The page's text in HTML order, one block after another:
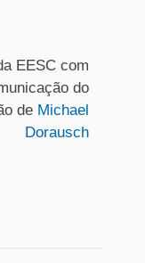
EESC com
do
de Michael
Dorausch